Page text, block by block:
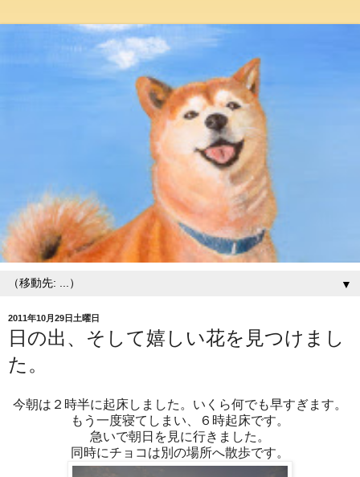
▼
2011年10月29日土曜日
日の出、そして嬉しい花を見つけまし
た。
今朝は２時半に起床しました。いくら何でも早すぎます。
もう一度寝てしまい、６時起床です。
急いで朝日を見に行きました。
同時にチョコは別の場所へ散歩です。